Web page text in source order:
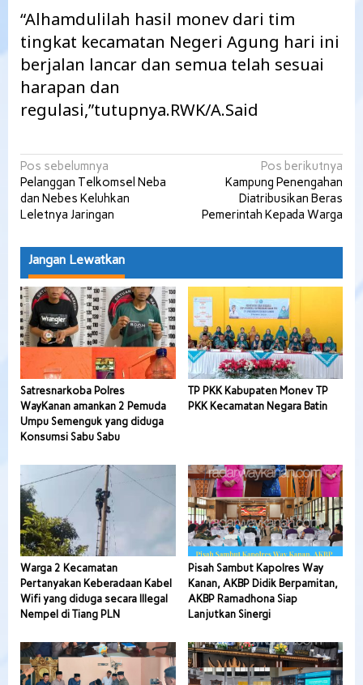
“Alhamdulilah hasil monev dari tim
tingkat kecamatan Negeri Agung hari ini
berjalan lancar dan semua telah sesuai
harapan dan
regulasi,”tutupnya.RWK/A.Said
Navigasi
pos
Pos sebelumnya
Pelanggan Telkomsel Neba
dan Nebes Keluhkan
Leletnya Jaringan
Pos berikutnya
Kampung Penengahan
Diatribusikan Beras
Pemerintah Kepada Warga
Jangan Lewatkan
Satresnarkoba Polres
WayKanan amankan 2 Pemuda
Umpu Semenguk yang diduga
Konsumsi Sabu Sabu
TP PKK Kabupaten Monev TP
PKK Kecamatan Negara Batin
Warga 2 Kecamatan
Pertanyakan Keberadaan Kabel
Wifi yang diduga secara Illegal
Nempel di Tiang PLN
Pisah Sambut Kapolres Way
Kanan, AKBP Didik Berpamitan,
AKBP Ramadhona Siap
Lanjutkan Sinergi